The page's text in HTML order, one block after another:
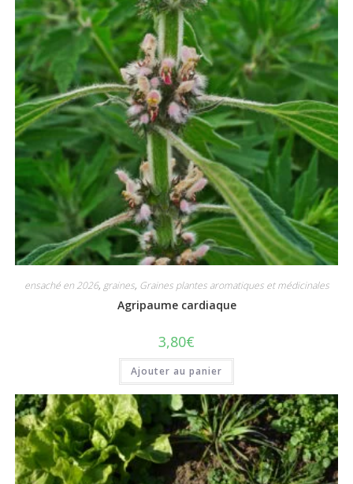
ensaché en 2026, graines, Graines plantes aromatiques et médicinales
Agripaume cardiaque
3,80€
Ajouter au panier